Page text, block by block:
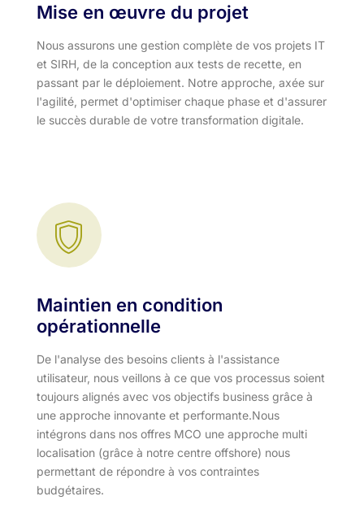
Mise en œuvre du projet
Nous assurons une gestion complète de vos projets IT
et SIRH, de la conception aux tests de recette, en
passant par le déploiement. Notre approche, axée sur
l'agilité, permet d'optimiser chaque phase et d'assurer
le succès durable de votre transformation digitale.
Maintien en condition
opérationnelle
De l'analyse des besoins clients à l'assistance
utilisateur, nous veillons à ce que vos processus soient
toujours alignés avec vos objectifs business grâce à
une approche innovante et performante.​ Nous
intégrons dans nos offres MCO une approche multi
localisation (grâce à notre centre offshore) nous
permettant de répondre à vos contraintes
budgétaires.